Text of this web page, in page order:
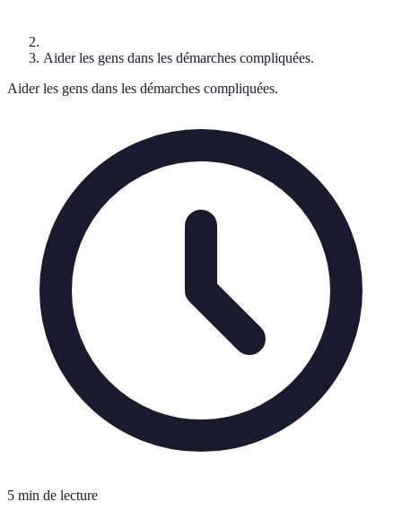
Aider les gens dans les démarches compliquées.
Aider les gens dans les démarches compliquées.
5 min de lecture